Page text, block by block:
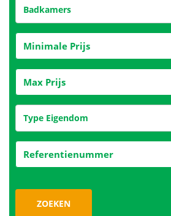
Badkamers
Type Eigendom
ZOEKEN